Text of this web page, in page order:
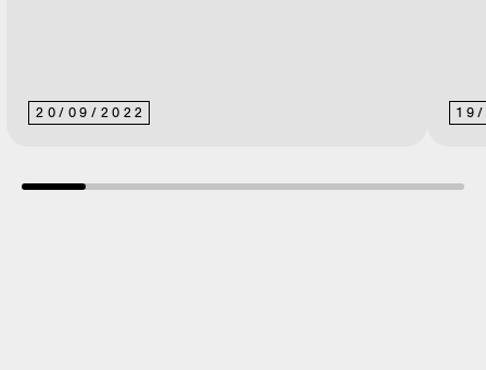
20/ 09/ 2022 19/